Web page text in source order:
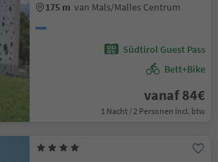
175 m van Mals/Malles Centrum
Südtirol Guest Pass
Bett+Bike
vanaf 84€
1 Nacht / 2 Personen Incl. btw